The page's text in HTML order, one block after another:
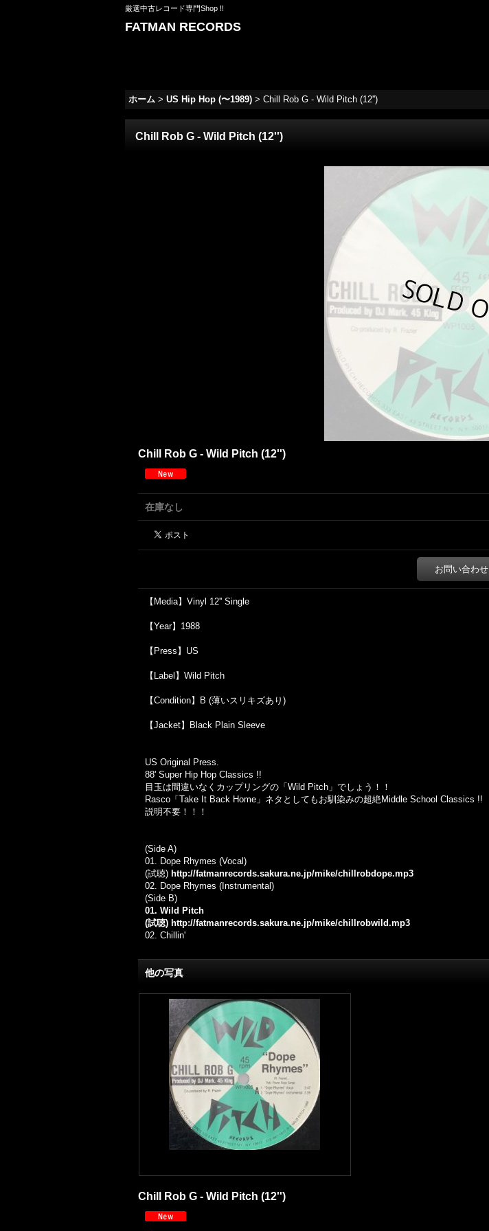
厳選中古レコード専門Shop !!
FATMAN RECORDS
ホーム > US Hip Hop (〜1989) > Chill Rob G - Wild Pitch (12'')
Chill Rob G - Wild Pitch (12'')
Chill Rob G - Wild Pitch (12'')
在庫なし
お問い合わせ
【Media】Vinyl 12'' Single
【Year】1988
【Press】US
【Label】Wild Pitch
【Condition】B (薄いスリキズあり)
【Jacket】Black Plain Sleeve
US Original Press.
88' Super Hip Hop Classics !!
目玉は間違いなくカップリングの「Wild Pitch」でしょう！！
Rasco「Take It Back Home」ネタとしてもお馴染みの超絶Middle School Classics !!
説明不要！！！
(Side A)
01. Dope Rhymes (Vocal)
(試聴) http://fatmanrecords.sakura.ne.jp/mike/chillrobdope.mp3
02. Dope Rhymes (Instrumental)
(Side B)
01. Wild Pitch
(試聴) http://fatmanrecords.sakura.ne.jp/mike/chillrobwild.mp3
02. Chillin'
他の写真
Chill Rob G - Wild Pitch (12'')